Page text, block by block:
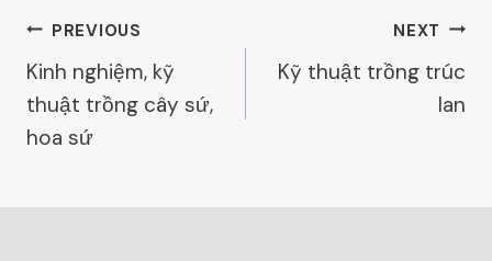
Post
Navigation
PREVIOUS
Kinh nghiệm, kỹ
thuật trồng cây sứ,
hoa sứ
NEXT
Kỹ thuật trồng trúc
lan